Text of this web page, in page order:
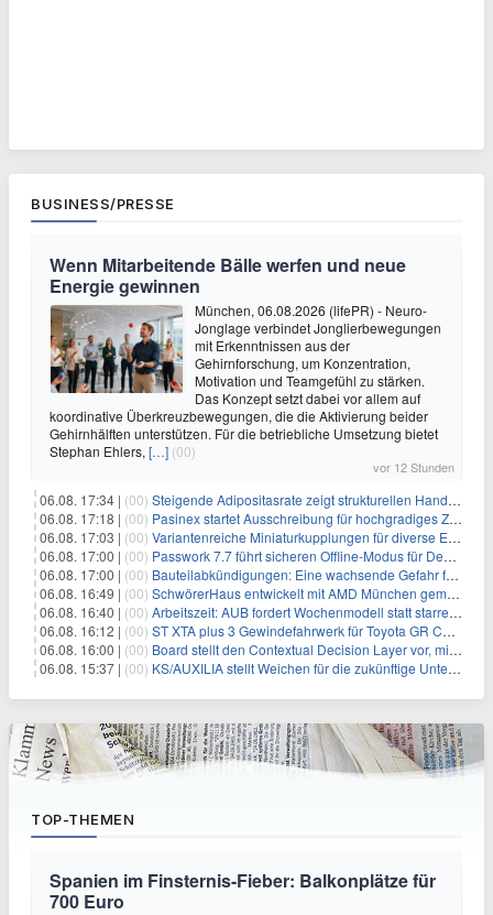
BUSINESS/PRESSE
Wenn Mitarbeitende Bälle werfen und neue
Energie gewinnen
München, 06.08.2026 (lifePR) - Neuro-
Jonglage verbindet Jonglierbewegungen
mit Erkenntnissen aus der
Gehirnforschung, um Konzentration,
Motivation und Teamgefühl zu stärken.
Das Konzept setzt dabei vor allem auf
koordinative Überkreuzbewegungen, die die Aktivierung beider
Gehirnhälften unterstützen. Für die betriebliche Umsetzung bietet
Stephan Ehlers, […] (00)
vor 12 Stunden
06.08. 17:34 | (00) Steigende Adipositasrate zeigt strukturellen Handlungsbedarf bei der Ernährung schulpflichtiger Kinder
06.08. 17:18 | (00) Pasinex startet Ausschreibung für hochgradiges Zinksulfidkonzentrat mit Germanium- und Silbergehalten und stellt ein Betriebsupdate bereit
06.08. 17:03 | (00) Variantenreiche Miniaturkupplungen für diverse Einsatzbereiche
06.08. 17:00 | (00) Passwork 7.7 führt sicheren Offline-Modus für Desktop- und Mobile-Apps ein
06.08. 17:00 | (00) Bauteilabkündigungen: Eine wachsende Gefahr für industrielle Elektroniksysteme
06.08. 16:49 | (00) SchwörerHaus entwickelt mit AMD München gemeinsam Tiny-Living-Konzepte und erhalten dafür den New Living Award
06.08. 16:40 | (00) Arbeitszeit: AUB fordert Wochenmodell statt starrer Tagesgrenze
06.08. 16:12 | (00) ST XTA plus 3 Gewindefahrwerk für Toyota GR Corolla entwickelt: Erstklassige Straßenlage in jeder Situation
06.08. 16:00 | (00) Board stellt den Contextual Decision Layer vor, mit dem Unternehmensdaten und KI-Investitionen in intelligentere Geschäftsentscheidungen umgesetzt wer
06.08. 15:37 | (00) KS/AUXILIA stellt Weichen für die zukünftige Unternehmensführung
TOP-THEMEN
Spanien im Finsternis-Fieber: Balkonplätze für
700 Euro